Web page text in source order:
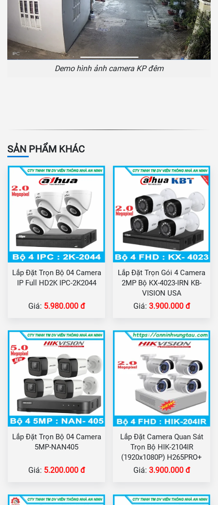
Demo hình ảnh camera KP đêm
SẢN PHẨM KHÁC
Lắp Đặt Trọn Bộ 04 Camera
IP Full HD2K IPC-2K2044
Giá: 5.980.000 đ
Lắp Đặt Trọn Gói 4 Camera
2MP Bộ KX-4023-IRN KB-
VISION USA
Giá: 3.900.000 đ
Lắp Đặt Trọn Bộ 04 Camera
5MP-NAN405
Giá: 5.200.000 đ
Lắp Đặt Camera Quan Sát
Trọn Bộ HIK-2104IR
(1920x1080P) H265PRO+
Giá: 3.900.000 đ